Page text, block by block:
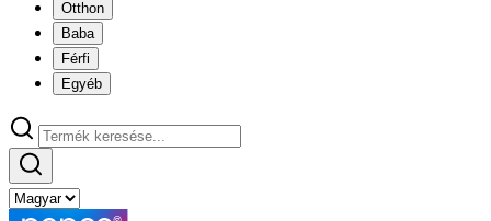
Otthon
Baba
Férfi
Egyéb